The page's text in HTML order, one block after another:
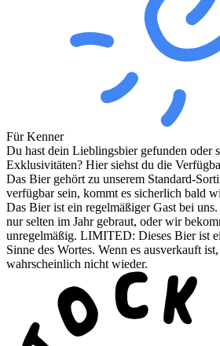
Für Kenner
Du hast dein Lieblingsbier gefunden oder
Exklusivitäten? Hier siehst du die
Das Bier gehört zu unserem Standard-
verfügbar sein, kommt es sicherlich bald
Das Bier ist ein regelmäßiger Gast bei
nur selten im Jahr gebraut, oder wir
unregelmäßig. LIMITED: Dieses Bier ist
Sinne des Wortes. Wenn es ausverkauft
wahrscheinlich nicht wieder.